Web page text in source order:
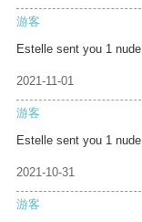
游客
Estelle sent you 1 nude
2021-11-01
游客
Estelle sent you 1 nude
2021-10-31
游客